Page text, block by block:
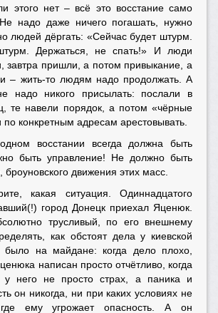
этого нет – всё это восстание само
Не надо даже ничего погашать, нужно
людей дёргать: «Сейчас будет штурм.
Держаться, не спать!» И люди
завтра пришли, а потом привыкание, а
– жить-то людям надо продолжать. А
надо никого присылать: послали в
те навели порядок, а потом «чёрные
конкретным адресам арестовывать.
восстании всегда должна быть
быть управление! Не должно быть
броуновского движения этих масс.
какая ситуация. Одиннадцатого
город Донецк приехал Яценюк.
трусливый, по его внешнему
как обстоят дела у киевской
было на майдане: когда дело плохо,
написан просто отчётливо, когда
него не просто страх, а паника и
он никогда, ни при каких условиях не
ему угрожает опасность. А он